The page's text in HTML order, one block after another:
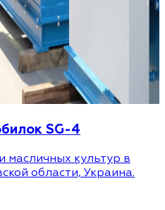
SG-4
масличных культур в
области, Украина.